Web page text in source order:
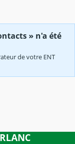
» n'a été
de votre ENT